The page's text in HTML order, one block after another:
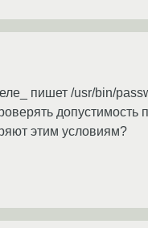
пишет /usr/bin/
этим условиям?